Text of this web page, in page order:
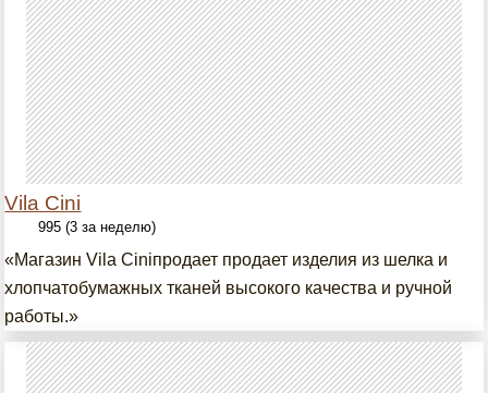
Vila Cini
995 (3 за неделю)
«Магазин Vila Ciniпродает продает изделия из шелка и
хлопчатобумажных тканей высокого качества и ручной
работы.»